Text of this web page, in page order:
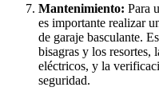
Mantenimiento: Para
es importante realizar
de garaje basculante.
bisagras y los resortes,
eléctricos, y la
seguridad.